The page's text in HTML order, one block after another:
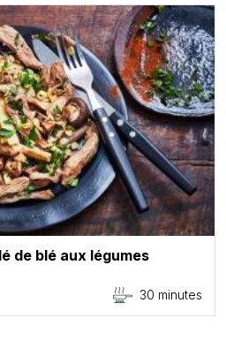
de blé aux légumes
30 minutes